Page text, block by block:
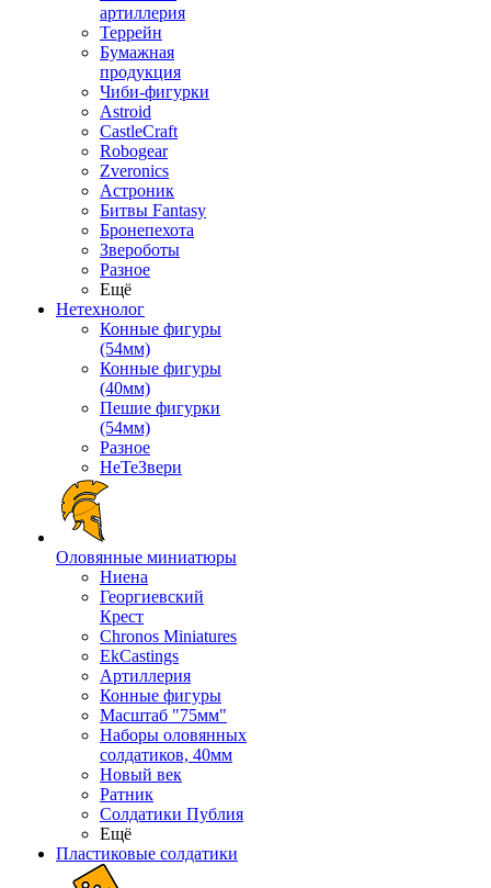
артиллерия
Террейн
Бумажная
продукция
Чиби-фигурки
Astroid
CastleCraft
Robogear
Zveronics
Астроник
Битвы Fantasy
Бронепехота
Звероботы
Разное
Ещё
Нетехнолог
Конные фигуры
(54мм)
Конные фигуры
(40мм)
Пешие фигурки
(54мм)
Разное
НеТеЗвери
Оловянные миниатюры
Ниена
Георгиевский
Крест
Chronos Miniatures
EkCastings
Артиллерия
Конные фигуры
Масштаб "75мм"
Наборы оловянных
солдатиков, 40мм
Новый век
Ратник
Солдатики Публия
Ещё
Пластиковые солдатики